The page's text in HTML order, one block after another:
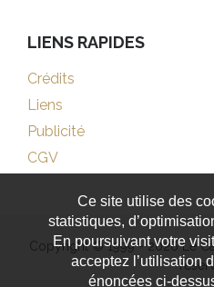
LIENS RAPIDES
Crédits
Liens
Publicité
CGV
Copyright © 1999 - 2026 Le
Ce site utilise des
statistiques,
En poursuivant votre
acceptez l’utilisation
énoncées ci-